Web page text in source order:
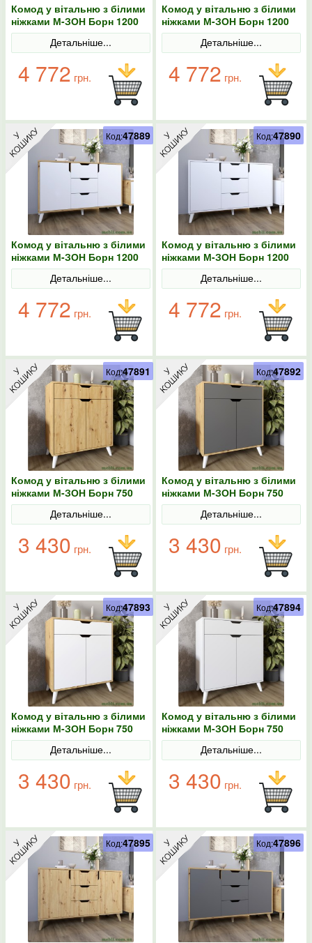
Комод у вітальню з білими
ніжками М-ЗОН Борн 1200
Дуб артизан
Детальніше...
4 772 грн.
Комод у вітальню з білими
ніжками М-ЗОН Борн 1200
Дуб артизан/Антрацит
Детальніше...
4 772 грн.
Комод у вітальню з білими
ніжками М-ЗОН Борн 1200
Дуб артизан/Німфея Альба
Детальніше...
4 772 грн.
Код:47889
Комод у вітальню з білими
ніжками М-ЗОН Борн 1200
Німфея Альба (білий)
Детальніше...
4 772 грн.
Код:47890
Комод у вітальню з білими
ніжками М-ЗОН Борн 750
Дуб Артизан
Детальніше...
3 430 грн.
Код:47891
Комод у вітальню з білими
ніжками М-ЗОН Борн 750
Дуб Артизан/Антрацит
Детальніше...
3 430 грн.
Код:47892
Комод у вітальню з білими
ніжками М-ЗОН Борн 750
Дуб Артизан/Німфеа Альба
Детальніше...
3 430 грн.
Код:47893
Комод у вітальню з білими
ніжками М-ЗОН Борн 750
Німфеа Альба (білий)
Детальніше...
3 430 грн.
Код:47894
Код:47895 Код:47896